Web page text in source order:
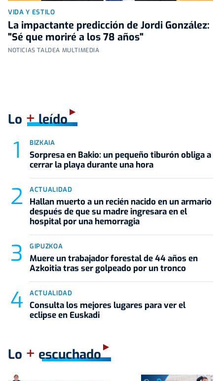
VIDA Y ESTILO
La impactante predicción de Jordi González:
"Sé que moriré a los 78 años"
NOTICIAS TALDEA MULTIMEDIA
Lo +leído
BIZKAIA
Sorpresa en Bakio: un pequeño tiburón obliga a
cerrar la playa durante una hora
ACTUALIDAD
Hallan muerto a un recién nacido en un armario
después de que su madre ingresara en el
hospital por una hemorragia
GIPUZKOA
Muere un trabajador forestal de 44 años en
Azkoitia tras ser golpeado por un tronco
ACTUALIDAD
Consulta los mejores lugares para ver el
eclipse en Euskadi
Lo + escuchado